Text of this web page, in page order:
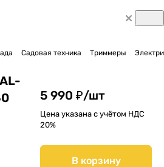
Садовая техника Триммеры
5 990 ₽/шт
Цена указана с учётом НДС
20%
В корзину